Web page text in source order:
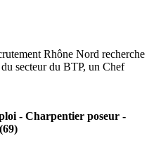
Rhône Nord recherche
secteur du BTP, un Chef
- Charpentier poseur -